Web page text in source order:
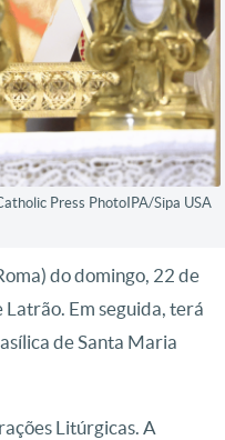
Press PhotoIPA/Sipa USA
do domingo, 22 de
Latrão. Em seguida, terá
de Santa Maria
Litúrgicas. A